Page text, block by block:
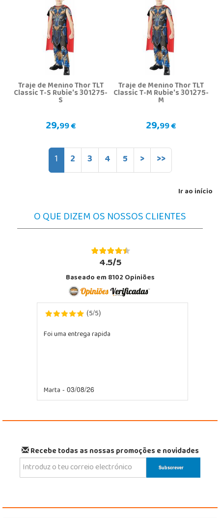
Traje de Menino Thor TLT
Classic T-S Rubie's 301275-
S
29,99 €
Traje de Menino Thor TLT
Classic T-M Rubie's 301275-
M
29,99 €
1 2 3 4 5 > >>
Ir ao início
O QUE DIZEM OS NOSSOS CLIENTES
4.5/5
Baseado em 8102 Opiniões
(5/5)
Foi uma entrega rapida
Marta - 03/08/26
Recebe todas as nossas promoções e novidades